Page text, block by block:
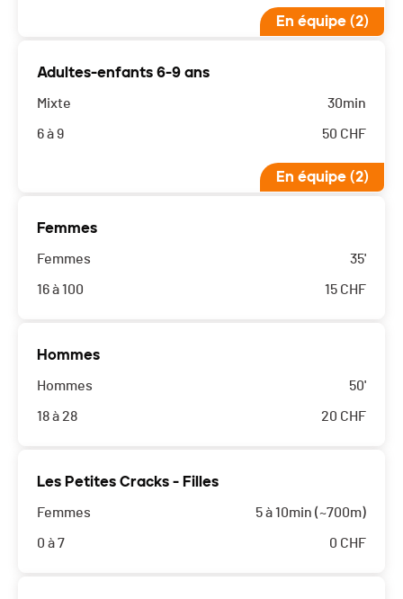
En équipe (2)
Adultes-enfants 6-9 ans
Mixte
6 à 9
30min
50 CHF
En équipe (2)
Femmes
Femmes
16 à 100
35'
15 CHF
Hommes
Hommes
18 à 28
50'
20 CHF
Les Petites Cracks - Filles
Femmes
0 à 7
5 à 10min (~700m)
0 CHF